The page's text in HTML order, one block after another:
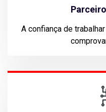
A confiança de